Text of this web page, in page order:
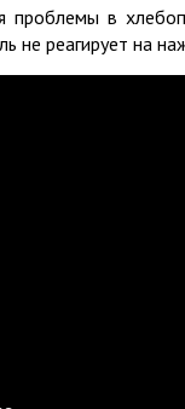
проблемы в
не реагирует на